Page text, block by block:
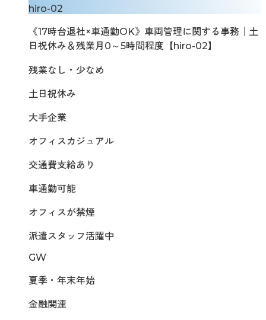
hiro-02
《17時台退社×車通勤OK》車両管理に関する事務│土
日祝休み＆残業月0～5時間程度【hiro-02】
残業なし・少なめ
土日祝休み
大手企業
オフィスカジュアル
交通費支給あり
車通勤可能
オフィスが禁煙
派遣スタッフ活躍中
GW
夏季・年末年始
金融関連